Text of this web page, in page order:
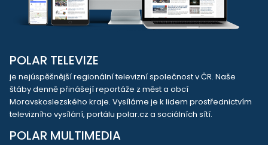
POLAR TELEVIZE
je nejúspěšnější regionální televizní společnost v ČR. Naše
štáby denně přinášejí reportáže z měst a obcí
Moravskoslezského kraje. Vysíláme je k lidem prostřednictvím
televizního vysílání, portálu polar.cz a sociálních sítí.
POLAR MULTIMEDIA